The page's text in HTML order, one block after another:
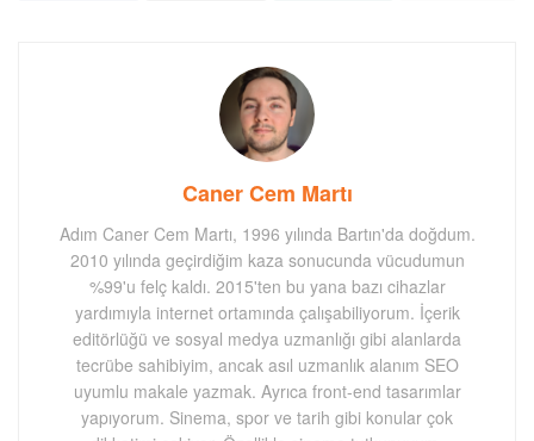
Caner Cem Martı
Adım Caner Cem Martı, 1996 yılında Bartın'da doğdum.
2010 yılında geçirdiğim kaza sonucunda vücudumun
%99'u felç kaldı. 2015'ten bu yana bazı cihazlar
yardımıyla internet ortamında çalışabiliyorum. İçerik
editörlüğü ve sosyal medya uzmanlığı gibi alanlarda
tecrübe sahibiyim, ancak asıl uzmanlık alanım SEO
uyumlu makale yazmak. Ayrıca front-end tasarımlar
yapıyorum. Sinema, spor ve tarih gibi konular çok